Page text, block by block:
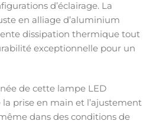
d’éclairage. La
en alliage d’aluminium
dissipation thermique tout
exceptionnelle pour un
de cette lampe LED
prise en main et l’ajustement
dans des conditions de